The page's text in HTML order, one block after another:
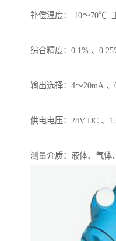
补偿温度：-10～70℃
综合精度：0.1% 、
输出选择：4～20mA
供电电压：24V DC 、
测量介质：液体、气体